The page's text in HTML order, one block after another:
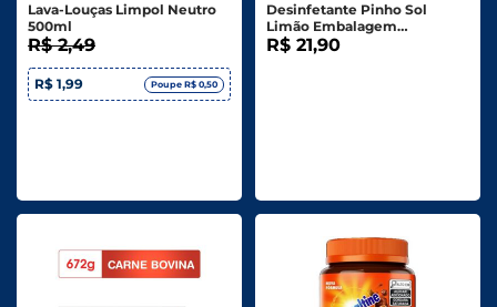
Lava-Louças Limpol Neutro
500ml
R$ 2,49
R$ 1,99 Poupe R$ 0,50
Desinfetante Pinho Sol
Limão Embalagem
Econômica - 1,75l
R$ 21,90